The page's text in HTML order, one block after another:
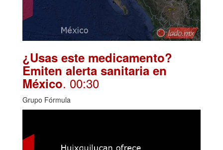
¿Usas este medicamento?
Emiten alerta sanitaria en
México. 00:30
Grupo Fórmula